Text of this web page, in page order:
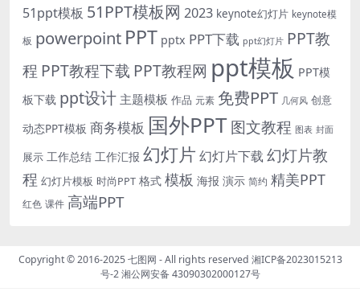
51ppt模板 51PPT模板网 2023 keynote幻灯片 keynote模
板 powerpoint PPT pptx PPT下载 ppt幻灯片 PPT教
程 PPT教程下载 PPT教程网 ppt模板 PPT模
板下载 ppt设计 主题模板 作品 元素 免费PPT 几何风 创意
动态PPT模板 商务模板 国外PPT图文教程 图表 封面
展示 工作总结 工作汇报 幻灯片 幻灯片下载 幻灯片教
程 幻灯片模板 时尚PPT 格式 模板 海报 演示 简约 精美PPT
红色 课件 高端PPT
Copyright © 2016-2025七图网 - All rights reserved 湘ICP备2023015213
号-2湘公网安备 43090302000127号